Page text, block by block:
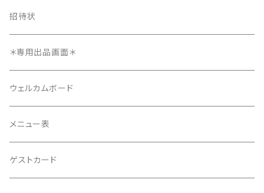
正方形タイプ
招待状
メニュー表
8ページ
12ページ
正方形タイプ
招待状
＊専用出品画面＊
ウェルカムボード
メニュー表
ゲストカード